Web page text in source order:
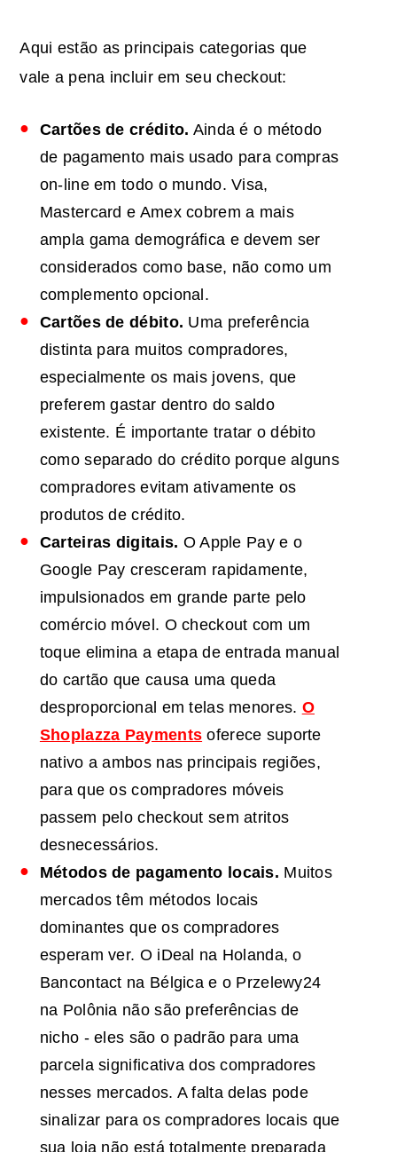
Aqui estão as principais categorias que
vale a pena incluir em seu checkout:
Cartões de crédito. Ainda é o método
de pagamento mais usado para compras
on-line em todo o mundo. Visa,
Mastercard e Amex cobrem a mais
ampla gama demográfica e devem ser
considerados como base, não como um
complemento opcional.
Cartões de débito. Uma preferência
distinta para muitos compradores,
especialmente os mais jovens, que
preferem gastar dentro do saldo
existente. É importante tratar o débito
como separado do crédito porque alguns
compradores evitam ativamente os
produtos de crédito.
Carteiras digitais. O Apple Pay e o
Google Pay cresceram rapidamente,
impulsionados em grande parte pelo
comércio móvel. O checkout com um
toque elimina a etapa de entrada manual
do cartão que causa uma queda
desproporcional em telas menores. O
Shoplazza Payments oferece suporte
nativo a ambos nas principais regiões,
para que os compradores móveis
passem pelo checkout sem atritos
desnecessários.
Métodos de pagamento locais. Muitos
mercados têm métodos locais
dominantes que os compradores
esperam ver. O iDeal na Holanda, o
Bancontact na Bélgica e o Przelewy24
na Polônia não são preferências de
nicho - eles são o padrão para uma
parcela significativa dos compradores
nesses mercados. A falta delas pode
sinalizar para os compradores locais que
sua loja não está totalmente preparada